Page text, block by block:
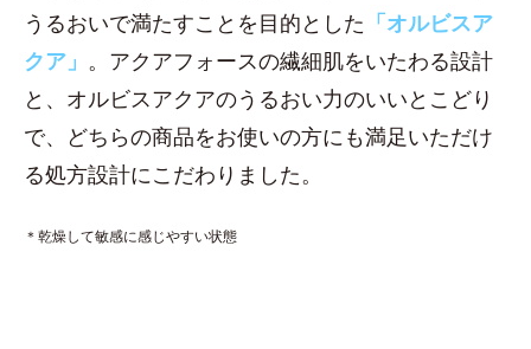
うるおいで満たすことを目的とした 「オルビスア
クア」 。アクアフォースの繊細肌をいたわる設計
と、オルビスアクアのうるおい力のいいとこどり
で、どちらの商品をお使いの方にも満足いただけ
る処方設計にこだわりました。
＊乾燥して敏感に感じやすい状態